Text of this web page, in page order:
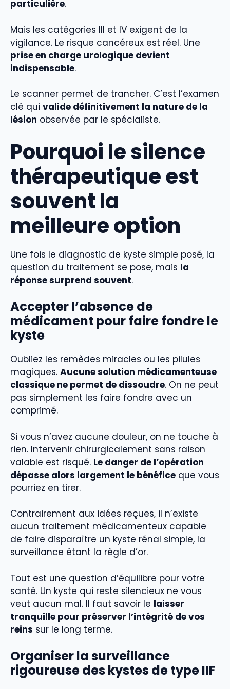
particulière.
Mais les catégories III et IV exigent de la
vigilance. Le risque cancéreux est réel. Une
prise en charge urologique devient
indispensable.
Le scanner permet de trancher. C’est l’examen
clé qui valide définitivement la nature de la
lésion observée par le spécialiste.
Pourquoi le silence
thérapeutique est
souvent la
meilleure option
Une fois le diagnostic de kyste simple posé, la
question du traitement se pose, mais la
réponse surprend souvent.
Accepter l’absence de
médicament pour faire fondre le
kyste
Oubliez les remèdes miracles ou les pilules
magiques. Aucune solution médicamenteuse
classique ne permet de dissoudre. On ne peut
pas simplement les faire fondre avec un
comprimé.
Si vous n’avez aucune douleur, on ne touche à
rien. Intervenir chirurgicalement sans raison
valable est risqué. Le danger de l’opération
dépasse alors largement le bénéfice que vous
pourriez en tirer.
Contrairement aux idées reçues, il n’existe
aucun traitement médicamenteux capable
de faire disparaître un kyste rénal simple, la
surveillance étant la règle d’or.
Tout est une question d’équilibre pour votre
santé. Un kyste qui reste silencieux ne vous
veut aucun mal. Il faut savoir le laisser
tranquille pour préserver l’intégrité de vos
reins sur le long terme.
Organiser la surveillance
rigoureuse des kystes de type IIF